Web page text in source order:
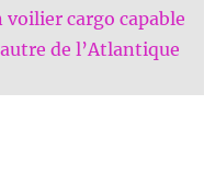
cargo capable
de l’Atlantique